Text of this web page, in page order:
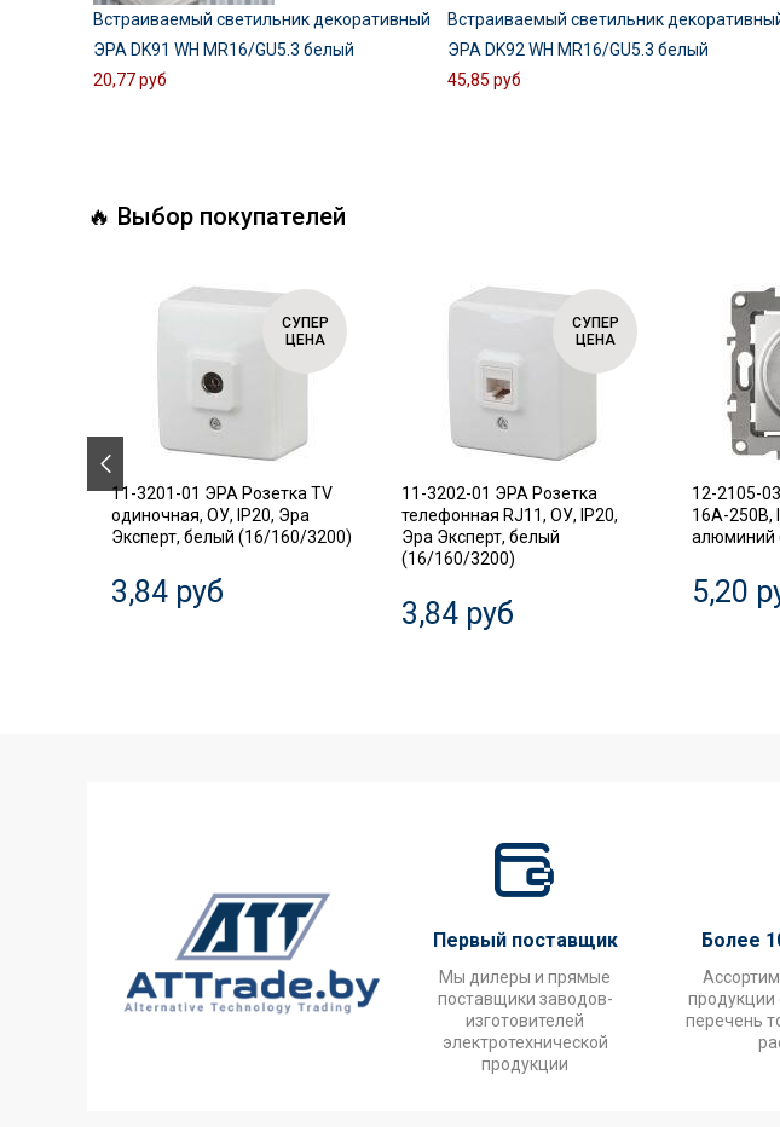
Встраиваемый светильник декоративный
ЭРА DK91 WH MR16/GU5.3 белый
20,77 руб
Встраиваемый светильник
ЭРА DK92 WH MR16/GU5.3 белый
45,85 руб
🔥 Выбор покупателей
СУПЕР
ЦЕНА
11-3201-01 ЭРА Розетка TV
одиночная, ОУ, IP20, Эра
Эксперт, белый (16/160/3200)
3,84 руб
СУПЕР
ЦЕНА
11-3202-01 ЭРА Розетка
телефонная RJ11, ОУ, IP20,
Эра Эксперт, белый
(16/160/3200)
3,84 руб
12-2105-
16A-250В,
алюминий
5,20
Первый поставщик
Мы дилеры и прямые
поставщики заводов-
изготовителей
электротехнической
продукции
Более
перечень